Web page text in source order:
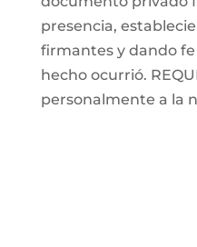
presencia,
firmantes y dando
hecho ocurrió.
personalmente a la